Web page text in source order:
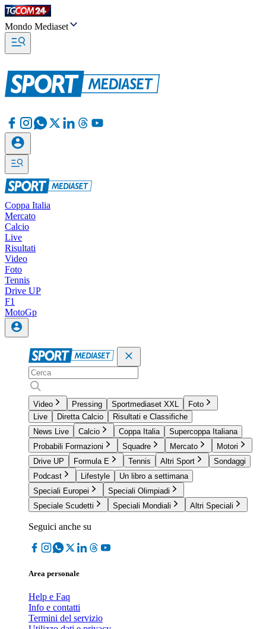
Mondo Mediaset
Coppa Italia
Mercato
Calcio
Live
Risultati
Video
Foto
Tennis
Drive UP
F1
MotoGp
Video Pressing Sportmediaset XXL
Foto
Live
Diretta Calcio
Risultati e Classifiche
News Live
Calcio Coppa Italia
Supercoppa Italiana
Probabili Formazioni
Squadre Mercato
Motori
Drive UP
Formula E Tennis Altri Sport
Sondaggi
Podcast
Lifestyle
Un libro a settimana
Speciali Europei
Speciali Olimpiadi
Speciale Scudetti
Speciali Mondiali Altri Speciali
Seguici anche su
Area personale
Help e Faq
Info e contatti
Termini del servizio